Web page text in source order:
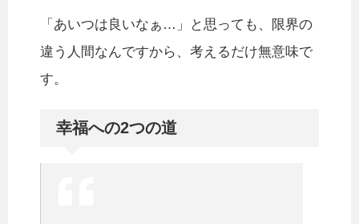
「あいつは良いなぁ…」と思っても、限界の
違う人間なんですから、考えるだけ無意味で
す。
幸福への2つの道